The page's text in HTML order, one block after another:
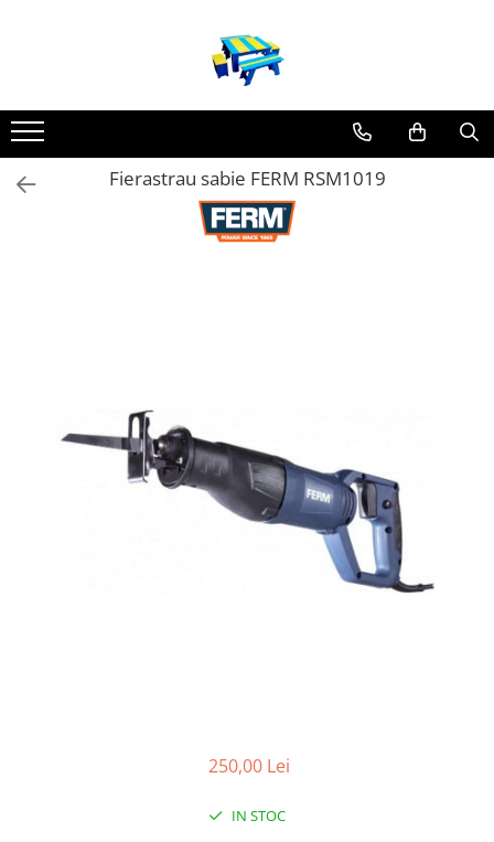
Mobilier Exterior
Articole pentru gradina
Atomizoare
Plasa sarma galvanizata zincata
Plase anti pasari
Plase anti buruieni
Plase castraveti
Fierastrau sabie FERM RSM1019
250,00 Lei
IN STOC